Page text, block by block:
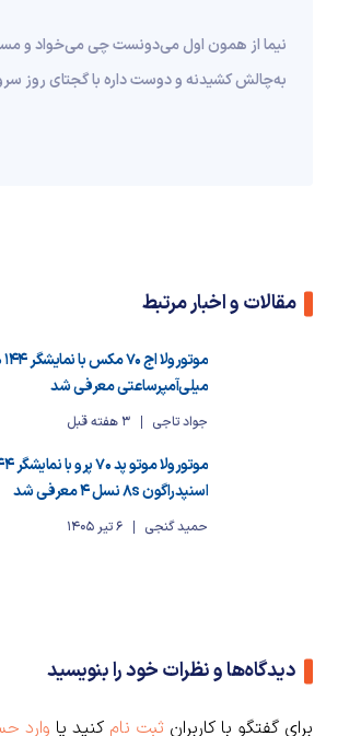
نیما از همون اول می‌دونست چی می‌خواد و
به‌چالش کشیدنه و دوست داره با گجتای روز
مقالات و اخبار مرتبط
میلی‌آمپرساعتی معرفی شد
جواد تاجی 3 هفته قبل
اسنپدراگون 8s نسل 4 معرفی شد
حمید گنجی 6 تیر 1405
دیدگاه‌ها و نظرات خود را بنویسید
برای گفتگو با کاربران ثبت نام کنید یا وارد